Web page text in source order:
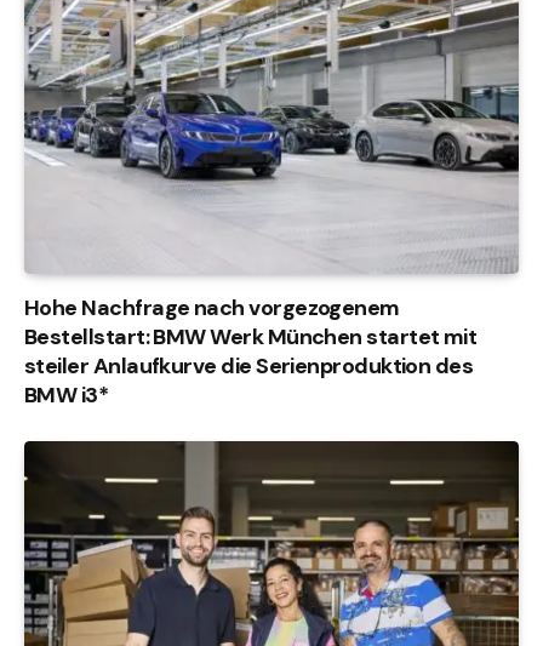
Hohe Nachfrage nach vorgezogenem
Bestellstart: BMW Werk München startet mit
steiler Anlaufkurve die Serienproduktion des
BMW i3*